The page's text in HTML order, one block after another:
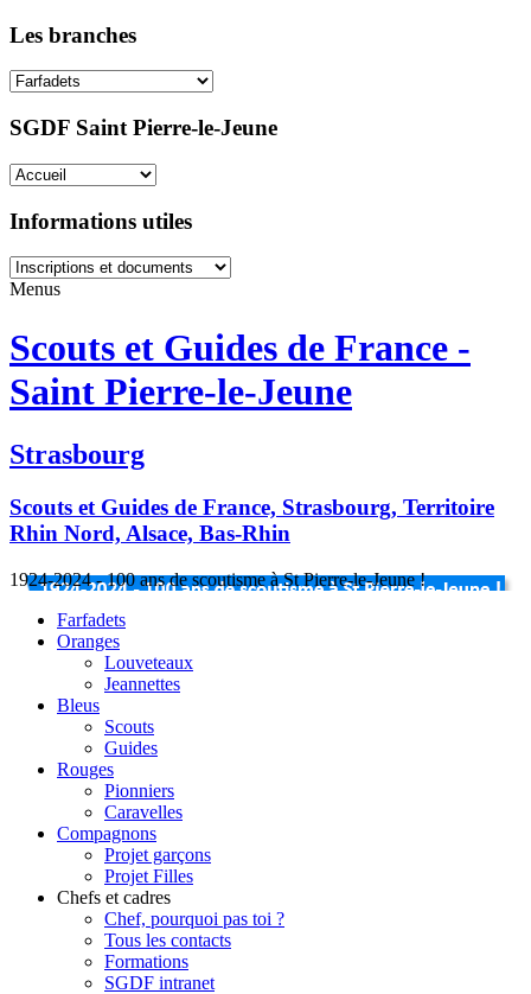
Les branches
SGDF Saint Pierre-le-Jeune
Informations utiles
Menus
Scouts et Guides de France -
Saint Pierre-le-Jeune
Strasbourg
Scouts et Guides de France, Strasbourg, Territoire
Rhin Nord, Alsace, Bas-Rhin
1924-2024 - 100 ans de scoutisme à St Pierre-le-Jeune !
Farfadets
Oranges
Louveteaux
Jeannettes
Bleus
Scouts
Guides
Rouges
Pionniers
Caravelles
Compagnons
Projet garçons
Projet Filles
Chefs et cadres
Chef, pourquoi pas toi ?
Tous les contacts
Formations
SGDF intranet